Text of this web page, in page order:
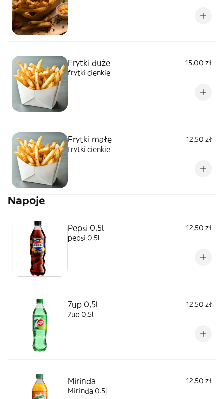
Frytki duże
15,00 zł
frytki cienkie
Frytki małe
12,50 zł
frytki cienkie
Napoje
Pepsi 0,5l
12,50 zł
pepsi 0.5l
7up 0,5l
12,50 zł
7up 0,5l
Mirinda
12,50 zł
Mirinda 0.5l